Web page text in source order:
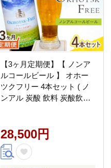
【3ヶ月定期便】【 ノンア
ルコールビール 】 オホー
ツクフリー 4本セット ( ノ
ンアル 炭酸 飲料 炭酸飲料
28,500円